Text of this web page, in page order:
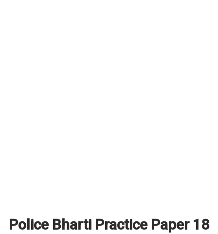
Police Bharti Practice Paper 18